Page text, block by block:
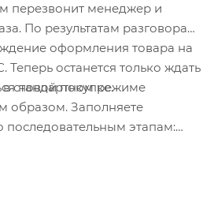
перезвонит менеджер и
По результатам разговора
оформления товара на
Теперь останется только ждать
новой покупке.
стандартном режиме
образом. Заполняете
этапам:
заказ».